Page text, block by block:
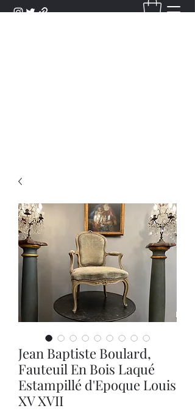
Jean Baptiste Boulard,
Fauteuil En Bois Laqué
Estampillé d'Epoque Louis
XV XVII